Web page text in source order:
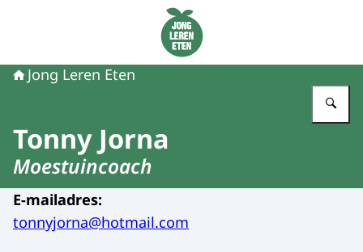
Naar de homepage van Jong Leren Eten
Jong Leren Eten
Tonny Jorna
Moestuincoach
E-mailadres:
tonnyjorna@hotmail.com